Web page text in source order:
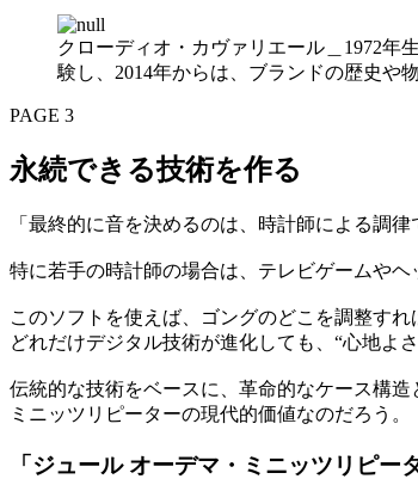
クローディオ・カヴァリエール＿1972年
験し、2014年からは、ブランドの歴史や
PAGE 3
永続できる技術を作る
「最終的に音を決めるのは、時計師による調
特に若手の時計師の場合は、テレビゲームや
このソフトを使えば、ゴングのどこを調整す
どれだけデジタル技術が進化しても、“心地よ
伝統的な技術をベースに、革命的なケース構
ミニッツリピーターの現代的価値なのだろう。
「ジュール オーデマ・ミニッツリピー